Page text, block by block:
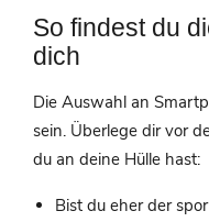
So findest du
dich
Die Auswahl an
sein. Überlege dir vor
du an deine Hülle hast:
Bist du eher der